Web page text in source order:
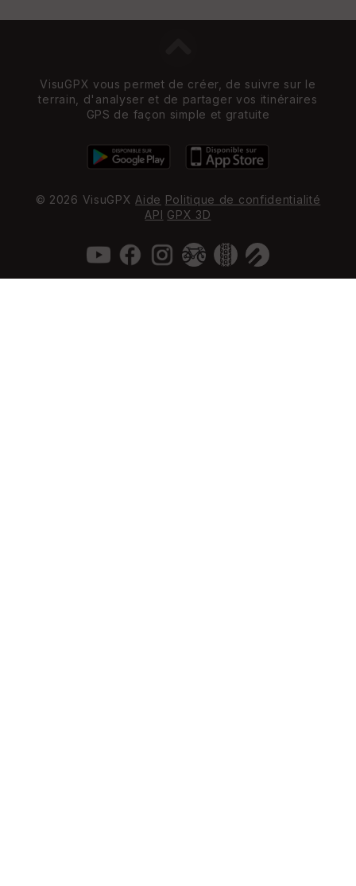
VisuGPX vous permet de créer, de suivre sur le
terrain, d'analyser et de partager vos itinéraires
GPS de façon simple et gratuite
© 2026 VisuGPX Aide Politique de confidentialité
API GPX 3D